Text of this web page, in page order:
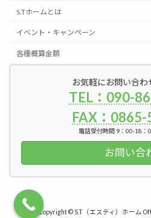
S.Tホームとは
イベント・キャンペーン
各種概算金額
お気軽にお問い合わ
TEL：090-
FAX：
電話受付時間 9：00-18：
お問い合
Copyright © S.T（エスティ）ホーム